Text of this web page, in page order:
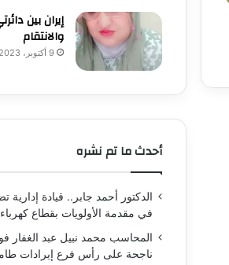
إيران بين
والانتقام
9 أكتوبر، 2023
أحدث ما تم نشره
الدكتور أحمد جابر.. قيادة
في مقدمة الأولويات بقطاع كهرباء
المحاسب محمد نبيل عبد الغفار
ناجحة على رأس فرع إيرادات